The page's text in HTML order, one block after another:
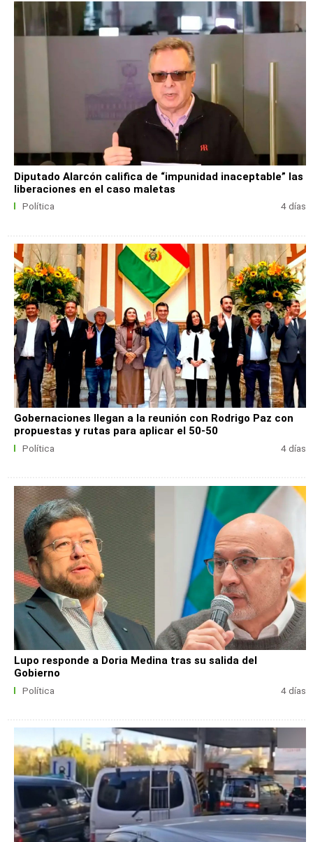
Diputado Alarcón califica de “impunidad inaceptable” las
liberaciones en el caso maletas
Política 4 días
Gobernaciones llegan a la reunión con Rodrigo Paz con
propuestas y rutas para aplicar el 50-50
Política 4 días
Lupo responde a Doria Medina tras su salida del
Gobierno
Política 4 días